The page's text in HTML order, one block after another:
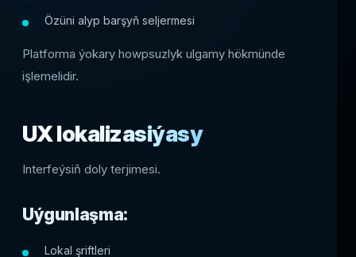
Özüni alyp barşyň seljermesi
Platforma ýokary howpsuzlyk ulgamy hökmünde
işlemelidir.
UX lokalizasiýasy
Interfeýsiň doly terjimesi.
Uýgunlaşma:
Lokal şriftleri